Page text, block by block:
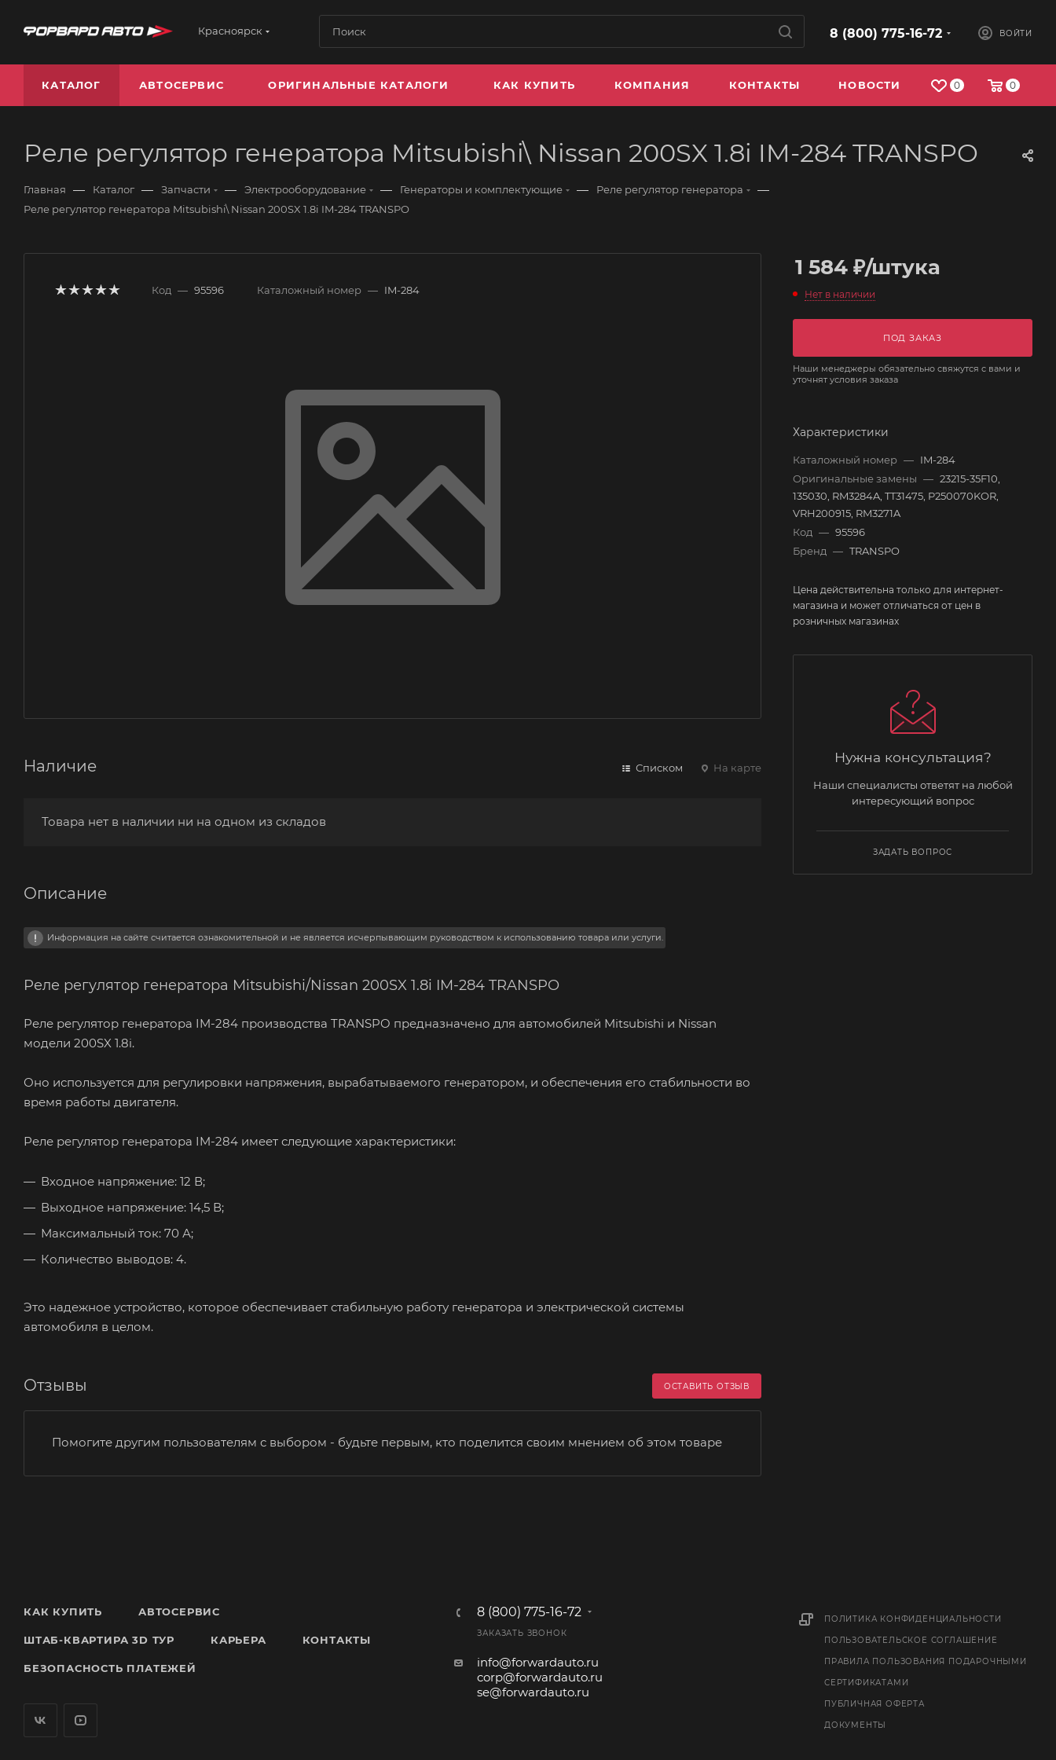
Красноярск 8 (800) 775-16-72 ВОЙТИ
0 0
КАТАЛОГ АВТОСЕРВИС ОРИГИНАЛЬНЫЕ КАТАЛОГИ КАК КУПИТЬ КОМПАНИЯ КОНТАКТЫ НОВОСТИ
Реле регулятор генератора Mitsubishi\ Nissan 200SX 1.8i IM-284 TRANSPO
Главная — Каталог — Запчасти — Электрооборудование — Генераторы и комплектующие — Реле регулятор генератора —
Реле регулятор генератора Mitsubishi\ Nissan 200SX 1.8i IM-284 TRANSPO
Код — 95596 Каталожный номер — IM-284
Наличие Списком На карте
Товара нет в наличии ни на одном из складов
Описание
Информация на сайте считается ознакомительной и не является исчерпывающим руководством к использованию товара или услуги.
Реле регулятор генератора Mitsubishi/Nissan 200SX 1.8i IM-284 TRANSPO
Реле регулятор генератора IM-284 производства TRANSPO предназначено для автомобилей Mitsubishi и Nissan
модели 200SX 1.8i.
Оно используется для регулировки напряжения, вырабатываемого генератором, и обеспечения его стабильности во
время работы двигателя.
Реле регулятор генератора IM-284 имеет следующие характеристики:
Входное напряжение: 12 В;
Выходное напряжение: 14,5 В;
Максимальный ток: 70 А;
Количество выводов: 4.
Это надежное устройство, которое обеспечивает стабильную работу генератора и электрической системы
автомобиля в целом.
Отзывы ОСТАВИТЬ ОТЗЫВ
Помогите другим пользователям с выбором - будьте первым, кто поделится своим мнением об этом товаре
1 584 ₽/штука
Нет в наличии
ПОД ЗАКАЗ
Наши менеджеры обязательно свяжутся с вами и
уточнят условия заказа
Характеристики
Каталожный номер — IM-284
Оригинальные замены — 23215-35F10,
135030, RM3284A, TT31475, P250070KOR,
VRH200915, RM3271A
Код — 95596
Бренд — TRANSPO
Цена действительна только для интернет-
магазина и может отличаться от цен в
розничных магазинах
Нужна консультация?
Наши специалисты ответят на любой
интересующий вопрос
ЗАДАТЬ ВОПРОС
КАК КУПИТЬ АВТОСЕРВИС
ШТАБ-КВАРТИРА 3D ТУР КАРЬЕРА КОНТАКТЫ
БЕЗОПАСНОСТЬ ПЛАТЕЖЕЙ
8 (800) 775-16-72
ЗАКАЗАТЬ ЗВОНОК
info@forwardauto.ru
corp@forwardauto.ru
se@forwardauto.ru
ПОЛИТИКА КОНФИДЕНЦИАЛЬНОСТИ
ПОЛЬЗОВАТЕЛЬСКОЕ СОГЛАШЕНИЕ
ПРАВИЛА ПОЛЬЗОВАНИЯ ПОДАРОЧНЫМИ
СЕРТИФИКАТАМИ
ПУБЛИЧНАЯ ОФЕРТА
ДОКУМЕНТЫ